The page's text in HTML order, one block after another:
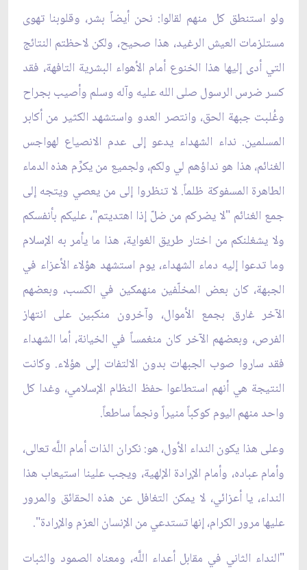
ولو استنطق كل منهم لقالوا: نحن أيضاً بشر، وقلوبنا تهوى
مستلزمات العيش الرغيد، هذا صحيح، ولكن لاحظتم النتائج
التي أدى إليها هذا الخنوع أمام الأهواء البشرية التافهة، فقد
كسر ضرس الرسول صلى الله عليه وآله وسلم وأصيب بجراح
وغُلبت جبهة الحق، وانتصر العدو واستشهد الكثير من أكابر
المسلمين. نداء الشهداء يدعو إلى عدم الانصياع لهواجس
الغنائم، هذا هو نداؤهم لي ولكم، ولجميع من يكرِّم هذه الدماء
الطاهرة المسفوكة ظلماً. لا تنظروا إلى من يعصي ويتجه إلى
جمع الغنائم "لا يضركم من ضلّ إذا اهتديتم"، عليكم بأنفسكم
ولا يشغلنكم من اختار طريق الغواية، هذا ما يأمر به الإسلام
وما تدعوا إليه دماء الشهداء، يوم استشهد هؤلاء الأعزاء في
الجبهة، كان بعض المخلّفين منهمكين في الكسب، وبعضهم
الآخر غارق بجمع الأموال، وآخرون منكبين على انتهاز
الفرص، وبعضهم الآخر كان منغمساً في الخيانة، أما الشهداء
فقد ساروا صوب الجبهات بدون الالتفات إلى هؤلاء. وكانت
النتيجة هي أنهم استطاعوا حفظ النظام الإسلامي، وغدا كل
واحد منهم اليوم كوكباً منيراً ونجماً ساطعاً.
وعلى هذا يكون النداء الأول، هو: نكران الذات أمام اللَّه تعالى،
وأمام عباده، وأمام الإرادة الإلهية، ويجب علينا استيعاب هذا
النداء، يا أعزائي، لا يمكن التغافل عن هذه الحقائق والمرور
عليها مرور الكرام، إنها تستدعي من الإنسان العزم والإرادة".
"النداء الثاني في مقابل أعداء اللَّه، ومعناه الصمود والثبات